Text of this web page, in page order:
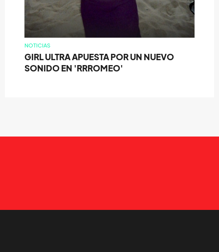
NOTICIAS
GIRL ULTRA APUESTA POR UN NUEVO
SONIDO EN 'RRROMEO'